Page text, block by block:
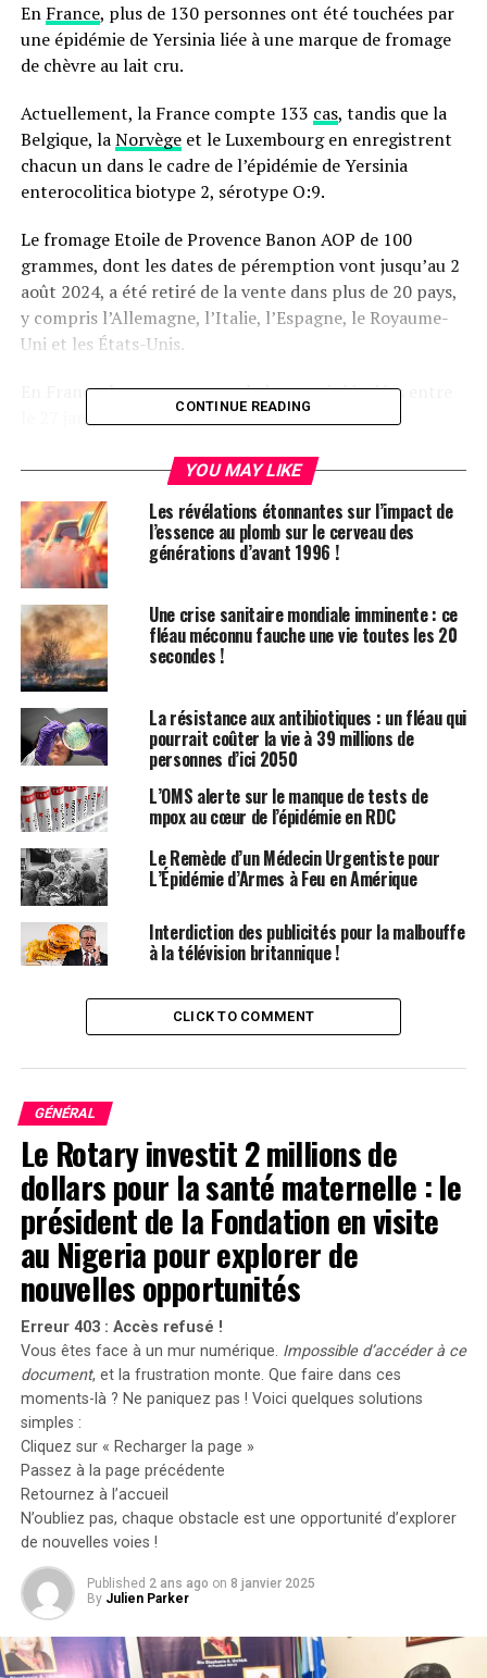
En France, plus de 130 personnes ont été touchées par
une épidémie de Yersinia liée à une marque de fromage
de chèvre au lait cru.
Actuellement, la France compte 133 cas, tandis que la
Belgique, laNorvègeet le Luxembourg en enregistrent
chacun un dans le cadre de l’épidémie de Yersinia
enterocolitica biotype 2, sérotype O:9.
Le fromage Etoile de Provence Banon AOP de 100
grammes, dont les dates de péremption vont jusqu’au 2
août 2024, a été retiré de la vente dans plus de 20 pays,
y compris l’Allemagne, l’Italie, l’Espagne, le Royaume-
Uni et les États-Unis.
En France, les personnes malades ont été isolées entre
le 27 janvier et le 28 juin. Les cas concernent des
ans, dont 76 sont des femmes.
La région Provence-Alpes-Côte d’Azur est la plus
touchée, avec 57 patients, bien que des cas aient été
signalés dans toutes les régions de la France
métropolitaine.
La date d’apparition la plus récente parmi les 57
personnes malades interrogées est le 10 juin. Une
consommation anormalement élevée d’un type de
fromage de chèvre au lait cru a été observée chez les cas.
Rôle de l’ECDC
Bien que la notification de la yersiniose entérique ne soit
pas obligatoire en France, certains laboratoires
médicaux envoient régulièrement des isolats, ainsi que
des données cliniques et démographiques, au
Laboratoire National de Référence Yersinia en France.
En 2022, la France a enregistré 1 558 patients, ainsi
confirmées.
Maladies (ECDC) a déclaré surveiller la situation et
contacter les États membres ainsi que l’Autorité
Européenne de Sécurité des Aliments (EFSA).
« Étant donné la distribution des produits concernés
dans plusieurs pays de l’UE et de l’Espace Économique
Européen (EEE), le risque de contracter la yersiniose est
élevé parmi les consommateurs ayant acheté ces
produits ou ayant été exposés dans d’autres contextes
avant la mise en œuvre des mesures de contrôle. De
nouveaux cas pourraient survenir dans les pays
concernés, et des cas historiques pourraient être
identifiés rétrospectivement », a déclaré l’ECDC.
« Les cas signalés pourraient ne représenter qu’une
petite fraction de l’ensemble des cas en raison du
manque d’isolats référés et de séquençage de routine. À
mesure que des mesures de contrôle ont été mises en
œuvre dans les pays, cela réduit le risque de nouvelles
infections humaines liées à cet événement. »
Les symptômesde la yersiniose apparaissent
généralement entre trois et sept jours après l’infection.
Ils incluent de la fièvre, des crampes abdominales, de la
CONTINUE READING
YOU MAY LIKE
Les révélations étonnantes sur l’impact de
l’essence au plomb sur le cerveau des
générations d’avant 1996 !
Une crise sanitaire mondiale imminente : ce
fléau méconnu fauche une vie toutes les 20
secondes !
La résistance aux antibiotiques : un fléau qui
pourrait coûter la vie à 39 millions de
personnes d’ici 2050
L’OMS alerte sur le manque de tests de
mpox au cœur de l’épidémie en RDC
Le Remède d’un Médecin Urgentiste pour
L’Épidémie d’Armes à Feu en Amérique
Interdiction des publicités pour la malbouffe
à la télévision britannique !
CLICK TO COMMENT
GÉNÉRAL
Le Rotary investit 2 millions de
dollars pour la santé maternelle : le
président de la Fondation en visite
au Nigeria pour explorer de
nouvelles opportunités
Erreur 403 : Accès refusé !
Vous êtes face à un mur numérique. Impossible d’accéder à ce
document, et la frustration monte. Que faire dans ces
moments-là ? Ne paniquez pas ! Voici quelques solutions
simples :
Cliquez sur « Recharger la page »
Passez à la page précédente
Retournez à l’accueil
N’oubliez pas, chaque obstacle est une opportunité d’explorer
de nouvelles voies !
Published 2 ans ago on 8 janvier 2025
By Julien Parker